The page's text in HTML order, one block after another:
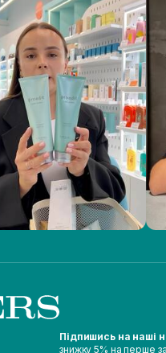
Підпишись на наші
знижку 5% на перше